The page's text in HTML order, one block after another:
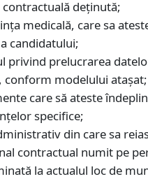
deținută;
medicală, care sa
candidatului;
privind prelucrarea
conform modelului ataşat;
care să ateste
specifice;
din care sa
contractual numit pe
la actualul loc de